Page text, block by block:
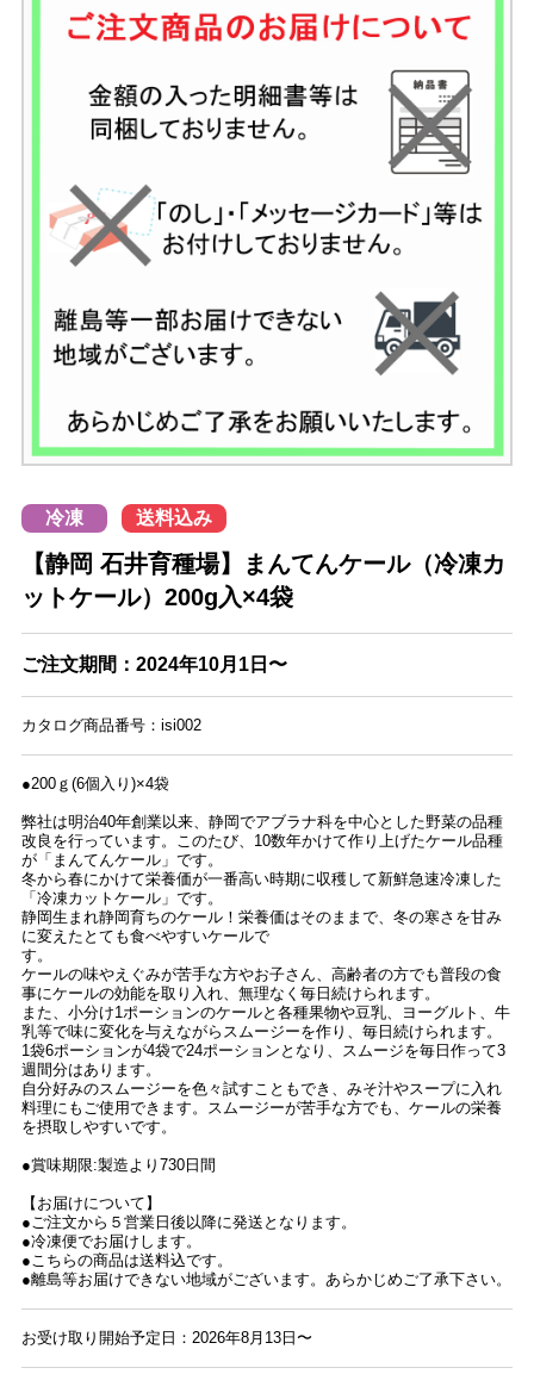
冷凍 送料込み
【静岡 石井育種場】まんてんケール（冷凍カ
ットケール）200g入×4袋
ご注文期間：2024年10月1日〜
カタログ商品番号：isi002
●200ｇ(6個入り)×4袋
弊社は明治40年創業以来、静岡でアブラナ科を中心とした野菜の品種
改良を行っています。このたび、10数年かけて作り上げたケール品種
が「まんてんケール」です。
冬から春にかけて栄養価が一番高い時期に収穫して新鮮急速冷凍した
「冷凍カットケール」です。
静岡生まれ静岡育ちのケール！栄養価はそのままで、冬の寒さを甘み
に変えたとても食べやすいケールで
す
ケールの味やえぐみが苦手な方やお子さん、高齢者の方でも普段の食
事にケールの効能を取り入れ、無理なく毎日続けられます。
また、小分け1ポーションのケールと各種果物や豆乳、ヨーグルト、牛
乳等で味に変化を与えながらスムージーを作り、毎日続けられます。
1袋6ポーションが4袋で24ポーションとなり、スムージを毎日作って3
週間分はあります。
自分好みのスムージーを色々試すこともでき、みそ汁やスープに入れ
料理にもご使用できます。スムージーが苦手な方でも、ケールの栄養
を摂取しやすいです。
●賞味期限:製造より730日間
【お届けについて】
●ご注文から５営業日後以降に発送となります。
●冷凍便でお届けします。
●こちらの商品は送料込です。
●離島等お届けできない地域がございます。あらかじめご了承下さい。
お受け取り開始予定日：2026年8月13日〜